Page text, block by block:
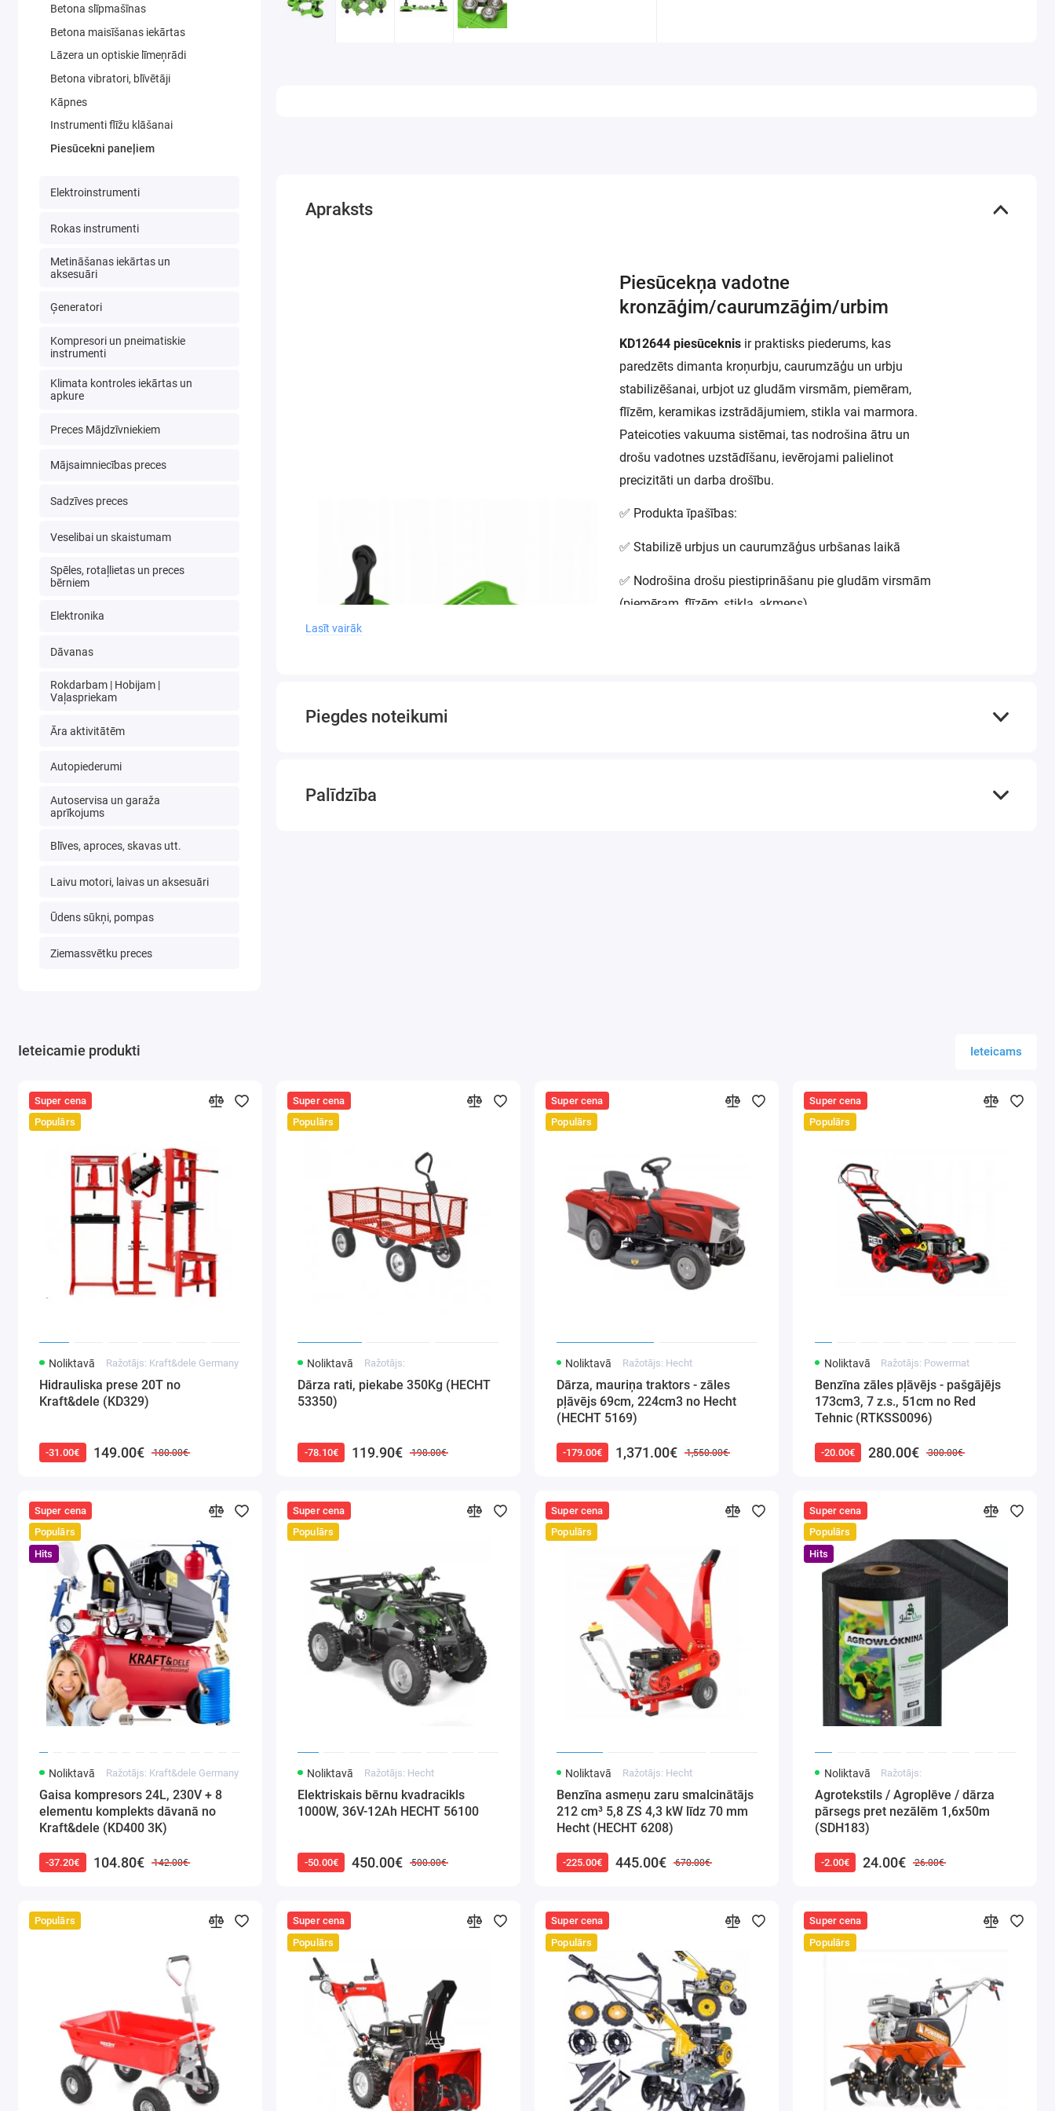
Betona slīpmašīnas
Betona maisīšanas iekārtas
Lāzera un optiskie līmeņrādi
Betona vibratori, blīvētāji
Kāpnes
Instrumenti flīžu klāšanai
Piesūcekni paneļiem
Elektroinstrumenti
Rokas instrumenti
Metināšanas iekārtas un
aksesuāri
Ģeneratori
Kompresori un pneimatiskie
instrumenti
Klimata kontroles iekārtas un
apkure
Preces Mājdzīvniekiem
Mājsaimniecības preces
Sadzīves preces
Veselibai un skaistumam
Spēles, rotaļlietas un preces
bērniem
Elektronika
Dāvanas
Rokdarbam | Hobijam |
Vaļaspriekam
Āra aktivitātēm
Autopiederumi
Autoservisa un garaža
aprīkojums
Blīves, aproces, skavas utt.
Laivu motori, laivas un aksesuāri
Ūdens sūkņi, pompas
Ziemassvētku preces
Apraksts
Piesūcekņa vadotne
kronzāģim/caurumzāģim/urbim
KD12644 piesūceknis ir praktisks piederums, kas
paredzēts dimanta kroņurbju, caurumzāģu un urbju
stabilizēšanai, urbjot uz gludām virsmām, piemēram,
flīzēm, keramikas izstrādājumiem, stikla vai marmora.
Pateicoties vakuuma sistēmai, tas nodrošina ātru un
drošu vadotnes uzstādīšanu, ievērojami palielinot
precizitāti un darba drošību.
✅ Produkta īpašības:
✅ Stabilizē urbjus un caurumzāģus urbšanas laikā
✅ Nodrošina drošu piestiprināšanu pie gludām virsmām
(piemēram, flīzēm, stikla, akmens)
Lasīt vairāk
Piegdes noteikumi
Palīdzība
Ieteicamie produkti Ieteicams
Super cena
Populārs
Noliktavā Ražotājs: Kraft&dele Germany
Hidrauliska prese 20T no
Kraft&dele (KD329)
-31.00€ 149.00€ 180.00€
Super cena
Populārs
Noliktavā Ražotājs:
Dārza rati, piekabe 350Kg (HECHT
53350)
-78.10€ 119.90€ 198.00€
Super cena
Populārs
Noliktavā Ražotājs: Hecht
Dārza, mauriņa traktors - zāles
pļāvējs 69cm, 224cm3 no Hecht
(HECHT 5169)
-179.00€ 1,371.00€ 1,550.00€
Super cena
Populārs
Noliktavā Ražotājs: Powermat
Benzīna zāles pļāvējs - pašgājējs
173cm3, 7 z.s., 51cm no Red
Tehnic (RTKSS0096)
-20.00€ 280.00€ 300.00€
Super cena
Populārs
Hits
Noliktavā Ražotājs: Kraft&dele Germany
Gaisa kompresors 24L, 230V + 8
elementu komplekts dāvanā no
Kraft&dele (KD400 3K)
-37.20€ 104.80€ 142.00€
Super cena
Populārs
Noliktavā Ražotājs: Hecht
Elektriskais bērnu kvadracikls
1000W, 36V-12Ah HECHT 56100
-50.00€ 450.00€ 500.00€
Super cena
Populārs
Noliktavā Ražotājs: Hecht
Benzīna asmeņu zaru smalcinātājs
212 cm³ 5,8 ZS 4,3 kW līdz 70 mm
Hecht (HECHT 6208)
-225.00€ 445.00€ 670.00€
Super cena
Populārs
Hits
Noliktavā Ražotājs:
Agrotekstils / Agroplēve / dārza
pārsegs pret nezālēm 1,6x50m
(SDH183)
-2.00€ 24.00€ 26.00€
Populārs
Super cena
Populārs
Super cena
Populārs
Super cena
Populārs